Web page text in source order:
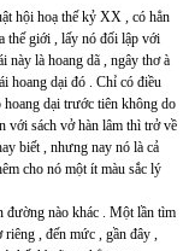
hội hoạ thế kỷ XX , có hẳn
thế giới , lấy nó đối lập với
là hoang dã , ngây thơ à
hoang dại đó . Chỉ có điều
dại trước tiên không do
với sách vở hàn lâm thì trở về
biết , nhưng nay nó là cả
cho nó một ít màu sắc lý
nào khác . Một lần tìm
riêng , đến mức , gần đây ,